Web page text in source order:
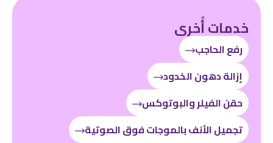
خدمات أُخرى
رفع الحاجب
إزالة دهون الخدود
حقن الفيلر والبوتوكس
تجميل الأنف بالموجات فوق الصوتية